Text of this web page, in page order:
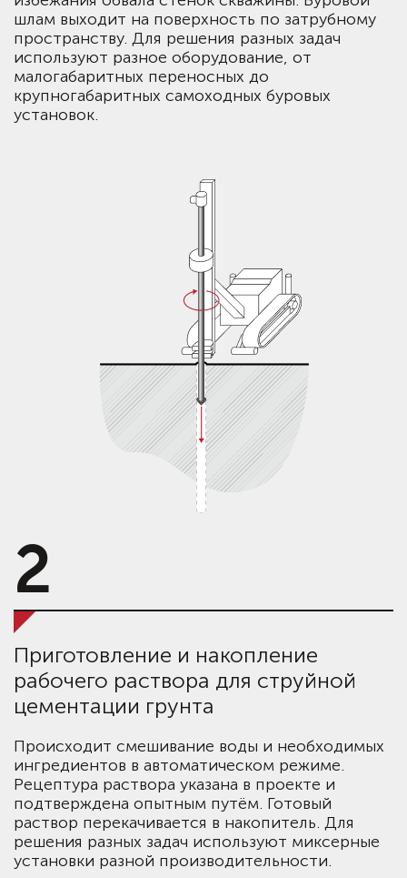
шлам выходит на поверхность по затрубному
пространству. Для решения разных задач
используют разное оборудование, от
малогабаритных переносных до
крупногабаритных самоходных буровых
установок.
2
Приготовление и накопление
рабочего раствора для струйной
цементации грунта
Происходит смешивание воды и необходимых
ингредиентов в автоматическом режиме.
Рецептура раствора указана в проекте и
подтверждена опытным путём. Готовый
раствор перекачивается в накопитель. Для
решения разных задач используют миксерные
установки разной производительности.